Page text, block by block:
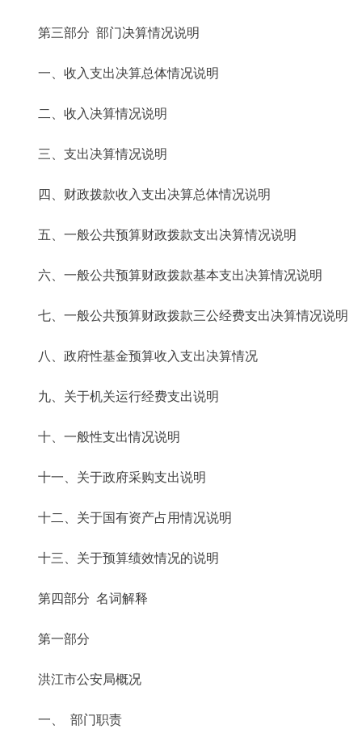
第三部分 部门决算情况说明
一、收入支出决算总体情况说明
二、收入决算情况说明
三、支出决算情况说明
四、财政拨款收入支出决算总体情况说明
五、一般公共预算财政拨款支出决算情况说明
六、一般公共预算财政拨款基本支出决算情况说明
七、一般公共预算财政拨款三公经费支出决算情况说明
八、政府性基金预算收入支出决算情况
九、关于机关运行经费支出说明
十、一般性支出情况说明
十一、关于政府采购支出说明
十二、关于国有资产占用情况说明
十三、关于预算绩效情况的说明
第四部分 名词解释
第一部分
洪江市公安局概况
一、 部门职责